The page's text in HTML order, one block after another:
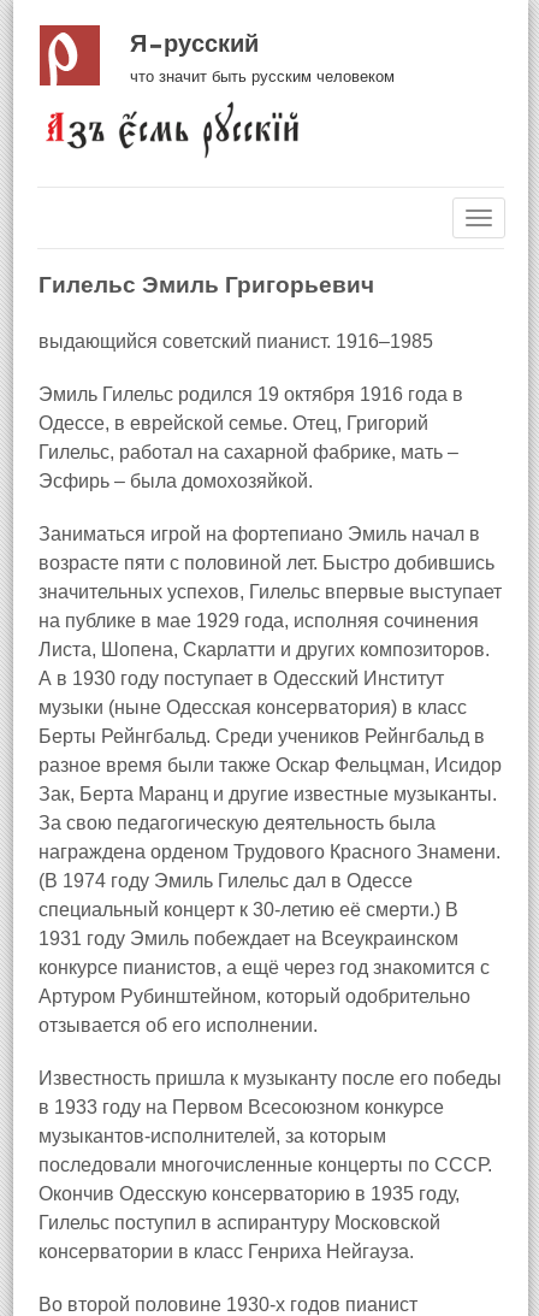
Я русский
что значит быть русским человеком
Гилельс Эмиль Григорьевич
выдающийся советский пианист. 1916–1985
Эмиль Гилельс родился 19 октября 1916 года в
Одессе, в еврейской семье. Отец, Григорий
Гилельс, работал на сахарной фабрике, мать –
Эсфирь – была домохозяйкой.
Заниматься игрой на фортепиано Эмиль начал в
возрасте пяти с половиной лет. Быстро добившись
значительных успехов, Гилельс впервые выступает
на публике в мае 1929 года, исполняя сочинения
Листа, Шопена, Скарлатти и других композиторов.
А в 1930 году поступает в Одесский Институт
музыки (ныне Одесская консерватория) в класс
Берты Рейнгбальд. Среди учеников Рейнгбальд в
разное время были также Оскар Фельцман, Исидор
Зак, Берта Маранц и другие известные музыканты.
За свою педагогическую деятельность была
награждена орденом Трудового Красного Знамени.
(В 1974 году Эмиль Гилельс дал в Одессе
специальный концерт к 30-летию её смерти.) В
1931 году Эмиль побеждает на Всеукраинском
конкурсе пианистов, а ещё через год знакомится с
Артуром Рубинштейном, который одобрительно
отзывается об его исполнении.
Известность пришла к музыканту после его победы
в 1933 году на Первом Всесоюзном конкурсе
музыкантов-исполнителей, за которым
последовали многочисленные концерты по СССР.
Окончив Одесскую консерваторию в 1935 году,
Гилельс поступил в аспирантуру Московской
консерватории в класс Генриха Нейгауза.
Во второй половине 1930-х годов пианист